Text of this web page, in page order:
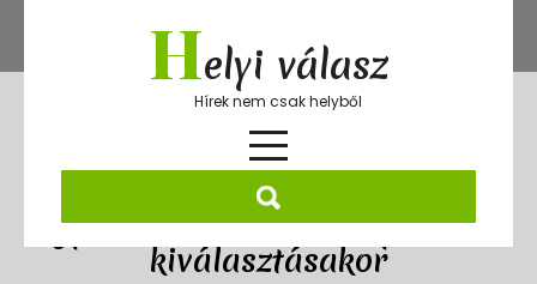
content
Helyi válasz
Hírek nem csak helyből
Gyakori hibák a villanymotor
kiválasztásakor